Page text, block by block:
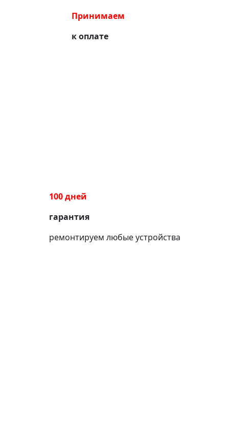
Принимаем
к оплате
100 дней
гарантия
ремонтируем любые устройства